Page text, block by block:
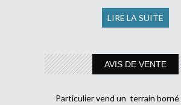
LIRE LA SUITE
AVIS DE VENTE
Particulier vend un terrain borné